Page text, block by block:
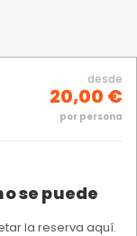
desde
20,00 €
por persona
se puede
la reserva aquí.